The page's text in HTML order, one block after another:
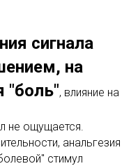
сигнала
на
"боль", влияние на
не ощущается.
анальгезия
стимул